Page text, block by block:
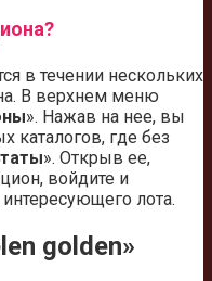
в течении нескольких
В верхнем меню
». Нажав на нее, вы
каталогов, где без
». Открыв ее,
войдите и
лота.
golden»